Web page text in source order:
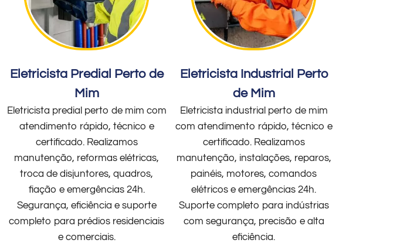
Eletricista Predial Perto de
Mim
Eletricista predial perto de mim com
atendimento rápido, técnico e
certificado. Realizamos
manutenção, reformas elétricas,
troca de disjuntores, quadros,
fiação e emergências 24h.
Segurança, eficiência e suporte
completo para prédios residenciais
e comerciais.
Eletricista Industrial Perto
de Mim
Eletricista industrial perto de mim
com atendimento rápido, técnico e
certificado. Realizamos
manutenção, instalações, reparos,
painéis, motores, comandos
elétricos e emergências 24h.
Suporte completo para indústrias
com segurança, precisão e alta
eficiência.